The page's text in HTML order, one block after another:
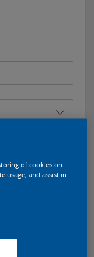
deze verf
of cookies on
usage, and assist in